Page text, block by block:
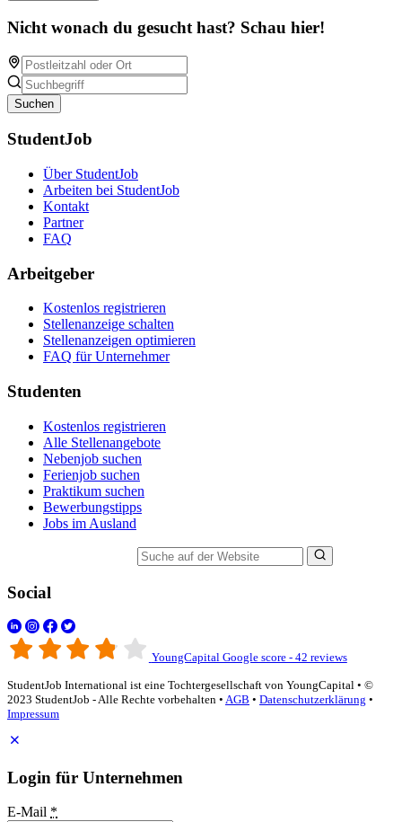
Nicht wonach du gesucht hast? Schau hier!
Suchen
StudentJob
Über StudentJob
Arbeiten bei StudentJob
Kontakt
Partner
FAQ
Arbeitgeber
Kostenlos registrieren
Stellenanzeige schalten
Stellenanzeigen optimieren
FAQ für Unternehmer
Studenten
Kostenlos registrieren
Alle Stellenangebote
Nebenjob suchen
Ferienjob suchen
Praktikum suchen
Bewerbungstipps
Jobs im Ausland
Social
YoungCapital Google score - 42 reviews
StudentJob International ist eine Tochtergesellschaft von YoungCapital • ©
2023 StudentJob - Alle Rechte vorbehalten • AGB • Datenschutzerklärung •
Impressum
Login für Unternehmen
E-Mail *